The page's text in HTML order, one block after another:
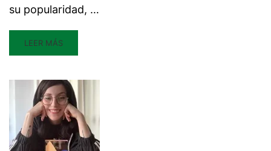
su popularidad, …
LEER MÁS